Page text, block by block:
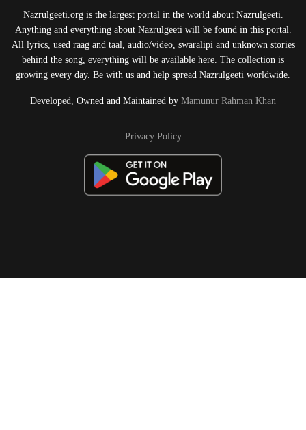
Nazrulgeeti.org is the largest portal in the world about Nazrulgeeti.
Anything and everything about Nazrulgeeti will be found in this portal.
All lyrics, used raag and taal, audio/video, swaralipi and unknown stories
behind the song, everything will be available here. The collection is
growing every day. Be with us and help spread Nazrulgeeti worldwide.
Developed, Owned and Maintained by Mamunur Rahman Khan
Privacy Policy